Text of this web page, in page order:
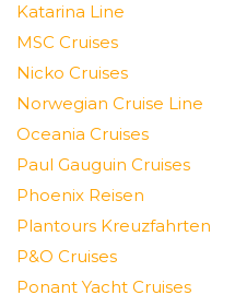
Katarina Line
MSC Cruises
Nicko Cruises
Norwegian Cruise Line
Oceania Cruises
Paul Gauguin Cruises
Phoenix Reisen
Plantours Kreuzfahrten
P&O Cruises
Ponant Yacht Cruises